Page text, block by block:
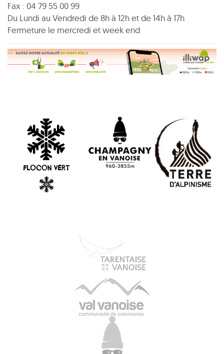
Fax : 04 79 55 00 99
Du Lundi au Vendredi de 8h à 12h et de 14h à 17h
Fermeture le mercredi et week end